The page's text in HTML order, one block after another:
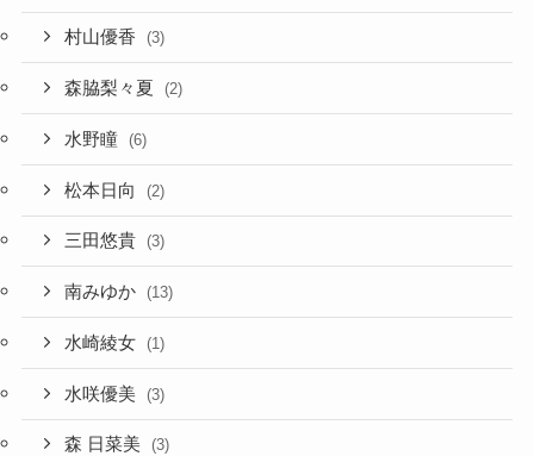
村山優香 (3)
森脇梨々夏 (2)
水野瞳 (6)
松本日向 (2)
三田悠貴 (3)
南みゆか (13)
水崎綾女 (1)
水咲優美 (3)
森 日菜美 (3)